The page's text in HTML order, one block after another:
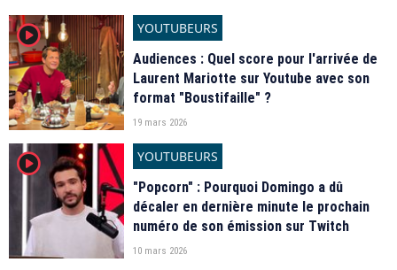
player2
YOUTUBEURS
Audiences : Quel score pour l'arrivée de
Laurent Mariotte sur Youtube avec son
format "Boustifaille" ?
19 mars 2026
player2
YOUTUBEURS
"Popcorn" : Pourquoi Domingo a dû
décaler en dernière minute le prochain
numéro de son émission sur Twitch
10 mars 2026